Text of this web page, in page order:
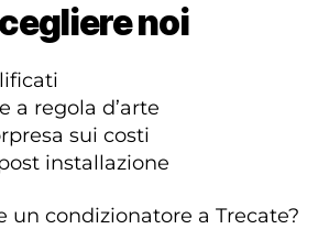
noi
a regola d’arte
sui costi
installazione
un condizionatore a Trecate?